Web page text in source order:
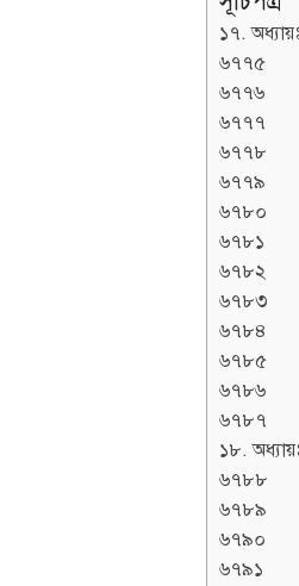
১৭.
৬৭৭৫
৬৭৭৬
৬৭৭৭
৬৭৭৮
৬৭৭৯
৬৭৮০
৬৭৮১
৬৭৮২
৬৭৮৩
৬৭৮৪
৬৭৮৫
৬৭৮৬
৬৭৮৭
১৮.
৬৭৮৮
৬৭৮৯
৬৭৯০
৬৭৯১